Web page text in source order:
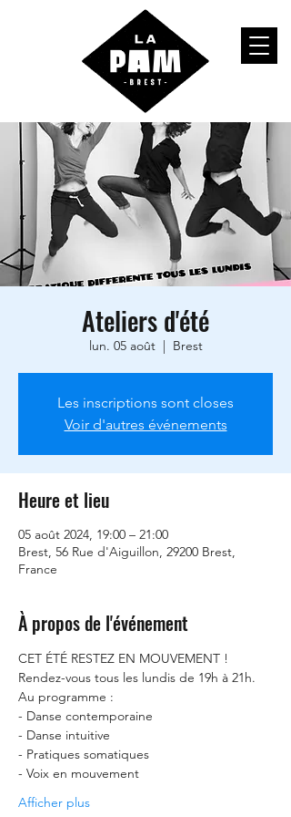
Ateliers d'été
lun. 05 août
  |
Brest
Les inscriptions sont closes
Voir d'autres événements
Heure et lieu
05 août 2024, 19:00 – 21:00
Brest, 56 Rue d'Aiguillon, 29200 Brest,
France
À propos de l'événement
CET ÉTÉ RESTEZ EN MOUVEMENT !
Rendez-vous tous les lundis de 19h à 21h.
Au programme :
- Danse contemporaine
- Danse intuitive
- Pratiques somatiques
- Voix en mouvement
Afficher plus